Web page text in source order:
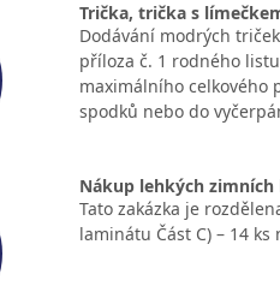
Trička, trička s
Dodávání modrých
příloza č. 1 rodného
maximálního celkového
spodků nebo do
Nákup lehkých
Tato zakázka je
laminátu Část C) – 14